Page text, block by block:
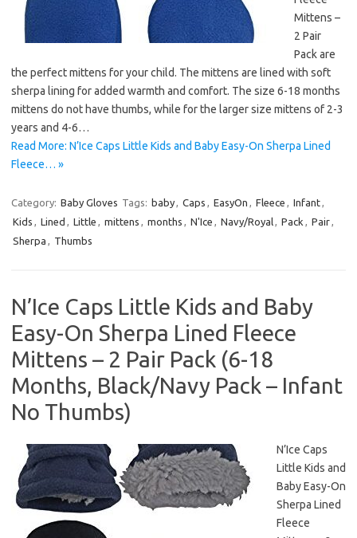
Mittens –
2 Pair
Pack are
the perfect mittens for your child. The mittens are lined with soft
sherpa lining for added warmth and comfort. The size 6-18 months
mittens do not have thumbs, while for the larger size mittens of 2-3
years and 4-6…
Read More: N’Ice Caps Little Kids and Baby Easy-On Sherpa Lined
Fleece… »
Category: Baby Gloves Tags: baby, Caps , EasyOn , Fleece , Infant,
Kids , Lined , Little , mittens , months , N'Ice , Navy/Royal, Pack , Pair,
Sherpa , Thumbs
N’Ice Caps Little Kids and Baby
Easy-On Sherpa Lined Fleece
Mittens – 2 Pair Pack (6-18
Months, Black/Navy Pack – Infant
No Thumbs)
N’Ice Caps
Little Kids and
Baby Easy-On
Sherpa Lined
Fleece